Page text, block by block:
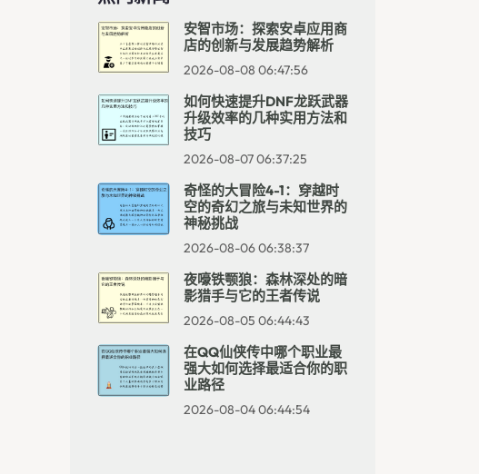
安智市场：探索安卓应用商
店的创新与发展趋势解析
2026-08-08 06:47:56
如何快速提升DNF龙跃武器
升级效率的几种实用方法和
技巧
2026-08-07 06:37:25
奇怪的大冒险4-1：穿越时
空的奇幻之旅与未知世界的
神秘挑战
2026-08-06 06:38:37
夜嚎铁颚狼：森林深处的暗
影猎手与它的王者传说
2026-08-05 06:44:43
在QQ仙侠传中哪个职业最
强大如何选择最适合你的职
业路径
2026-08-04 06:44:54